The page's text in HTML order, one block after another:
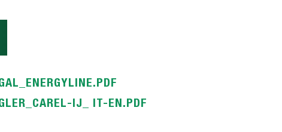
IJ_ IT-EN.PDF